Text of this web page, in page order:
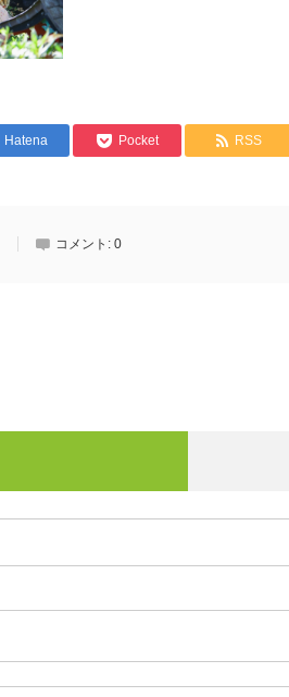
Hatena Pocket RSS
コメント: 0